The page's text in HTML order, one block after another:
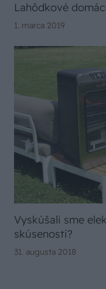
Lahôdkové
1. marca 2019
Vyskúšali sme
skúsenosti?
31. augusta 2018